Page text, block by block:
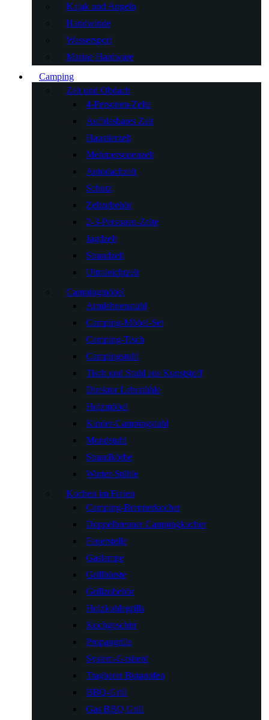
Kajak und Angeln
Handwinde
Wassersport
Marine Hardware
Camping
Zelt und Obdach
4-Personen-Zelte
Aufblasbares Zelt
Haustierzelt
Mehrpersonenzelt
Autodachzelt
Schutz
Zeltzubehör
2-3-Personen-Zelte
Jagdzelt
Strandzelt
Ultraleichtzelt
Campingmöbel
Armlehnenstuhl
Camping-Möbel-Set
Camping-Tisch
Campingstuhl
Tisch und Stuhl aus Kunststoff
Direktor Lehrstühle
Holzmöbel
Kinder-Campingstuhl
Mondstuhl
Strandkörbe
Winter-Stühle
Kochen im Freien
Camping-Brennerkocher
Doppelbrenner Campingkocher
Feuerstelle
Gaslampe
Grillbürste
Grillzubehör
Holzkohlegrills
Kochgeschirr
Propangrills
System-Gasherd
Tragbarer Butanofen
BBQ-Grill
Gas BBQ Grill